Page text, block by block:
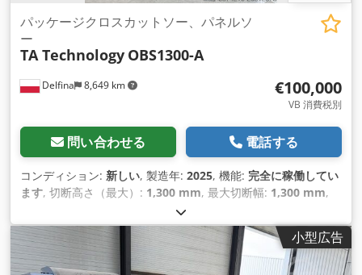
Delfina 8,649 km
パッケージクロスカットソー、パネルソ
ー
TA Technology OBS1300-A
€100,000
VB 消費税別
問い合わせる 電話する
コンディション: 新しい, 製造年: 2025, 機能: 完全に稼働してい
ます, 切断高さ（最大）: 1,300 mm, 最大切断幅: 1,300 mm,
9,000 kg（キログラム）
kg（キログラム）, 鋸駆動装置:11,000 ワット,
小型広告